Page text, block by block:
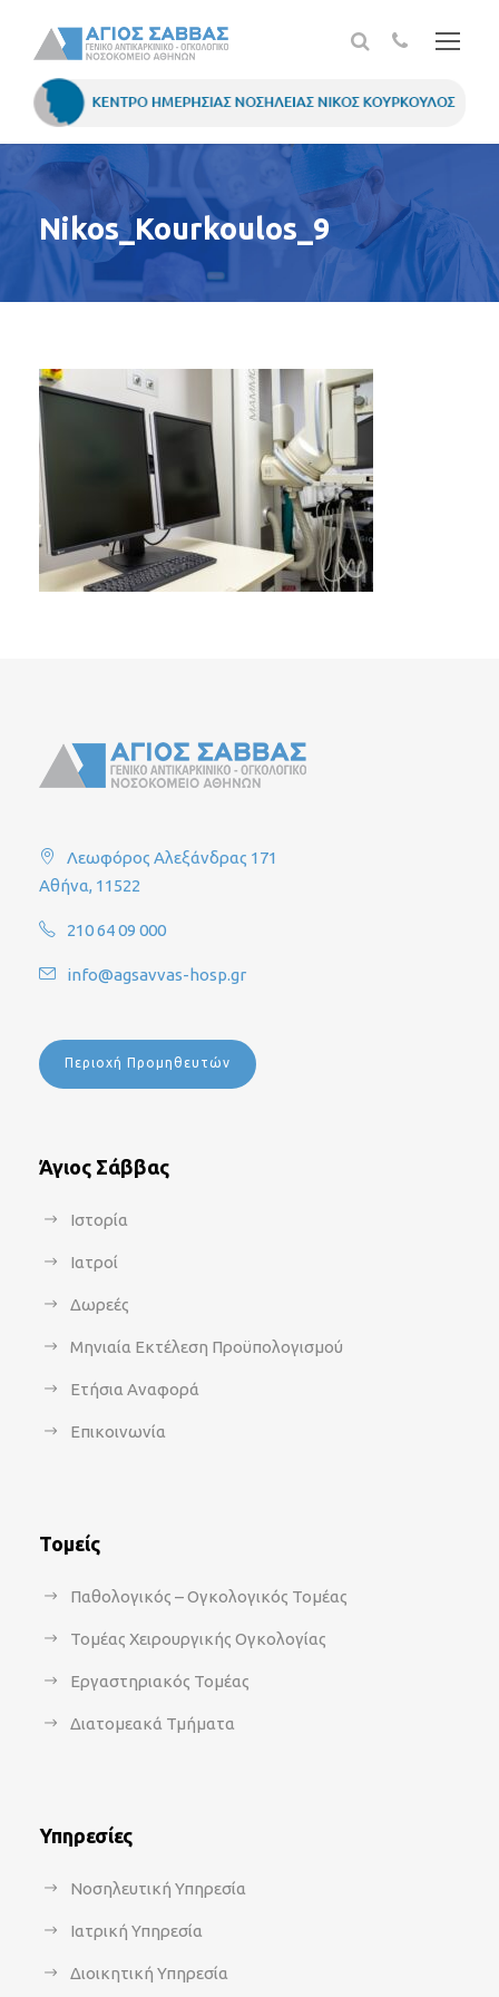
Nikos_Kourkoulos_9
Λεωφόρος Αλεξάνδρας 171
Αθήνα, 11522
210 64 09 000
info@agsavvas-hosp.gr
Περιοχή Προμηθευτών
Άγιος Σάββας
Ιστορία
Ιατροί
Δωρεές
Μηνιαία Εκτέλεση Προϋπολογισμού
Ετήσια Αναφορά
Επικοινωνία
Τομείς
Παθολογικός – Ογκολογικός Τομέας
Τομέας Χειρουργικής Ογκολογίας
Εργαστηριακός Τομέας
Διατομεακά Τμήματα
Υπηρεσίες
Νοσηλευτική Υπηρεσία
Ιατρική Υπηρεσία
Διοικητική Υπηρεσία